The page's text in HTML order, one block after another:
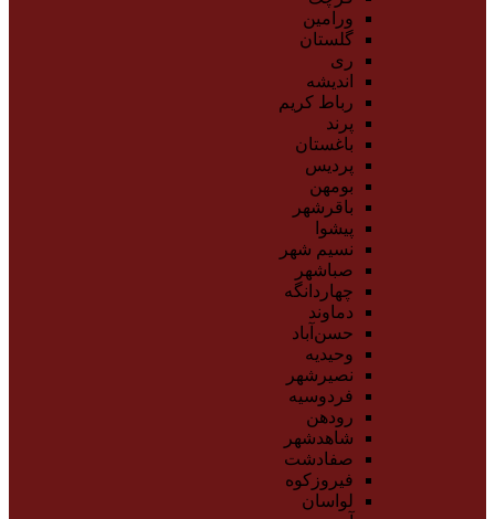
ورامین
گلستان
ری
اندیشه
رباط کریم
پرند
باغستان
پردیس
بومهن
باقرشهر
پیشوا
نسیم شهر
صباشهر
چهاردانگه
دماوند
حسن‌آباد
وحیدیه
نصیرشهر
فردوسیه
رودهن
شاهدشهر
صفادشت
فیروزکوه
لواسان